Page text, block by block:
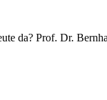
da? Prof. Dr.